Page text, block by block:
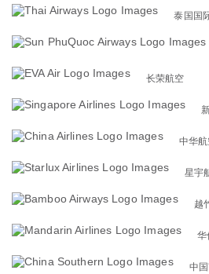
泰国国
长荣航空
中华
星宇
越
华
中